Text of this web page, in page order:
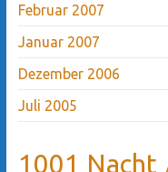
Februar 2007
Januar 2007
Dezember 2006
Juli 2005
1001 Nacht